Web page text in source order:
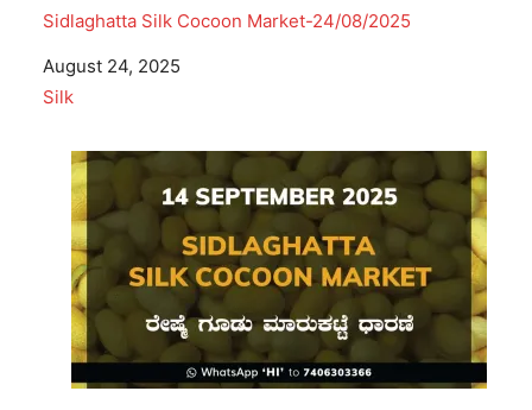
Sidlaghatta Silk Cocoon Market-24/08/2025
Date
August 24, 2025
In relation to
Silk